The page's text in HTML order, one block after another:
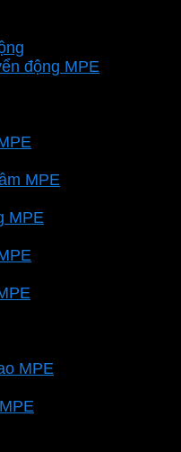
động MPE
MPE
MPE
MPE